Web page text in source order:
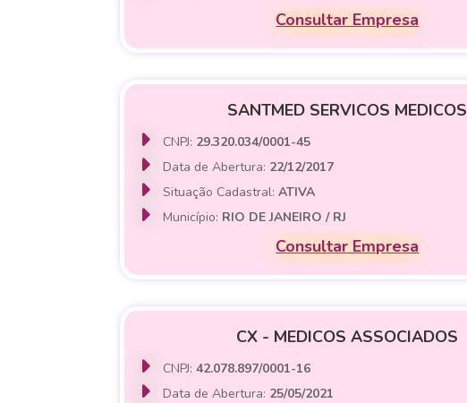
Consultar Empresa
SANTMED SERVICOS MEDICOS
CNPJ: 29.320.034/0001-45
Data de Abertura: 22/12/2017
Situação Cadastral:ATIVA
Município: RIO DE JANEIRO / RJ
Consultar Empresa
CX - MEDICOS ASSOCIADOS
CNPJ:42.078.897/0001-16
Data de Abertura: 25/05/2021